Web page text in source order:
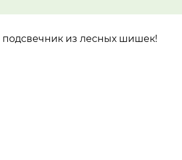
из лесных шишек!